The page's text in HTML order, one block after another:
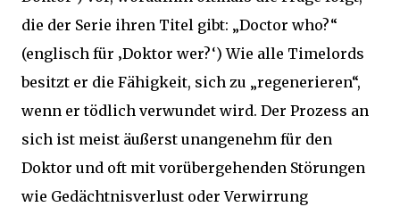
die der Serie ihren Titel gibt: „Doctor who?“
(englisch für ‚Doktor wer?‘) Wie alle Timelords
besitzt er die Fähigkeit, sich zu „regenerieren“,
wenn er tödlich verwundet wird. Der Prozess an
sich ist meist äußerst unangenehm für den
Doktor und oft mit vorübergehenden Störungen
wie Gedächtnisverlust oder Verwirrung